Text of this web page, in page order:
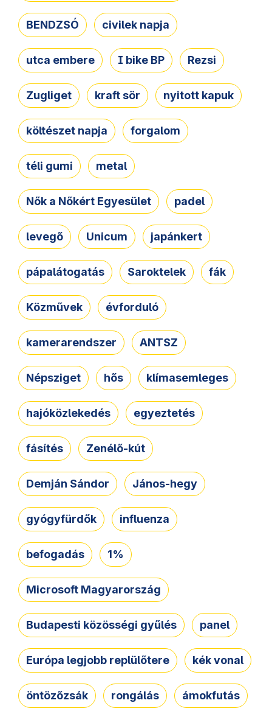
BENDZSÓ civilek napja
utca embere I bike BP Rezsi
Zugliget kraft sör nyitott kapuk
költészet napja forgalom
téli gumi metal
Nők a Nőkért Egyesület padel
levegő Unicum japánkert
pápalátogatás Saroktelek fák
Közművek évforduló
kamerarendszer ANTSZ
Népsziget hős klímasemleges
hajóközlekedés egyeztetés
fásítés Zenélő-kút
Demján Sándor János-hegy
gyógyfürdők influenza
befogadás 1%
Microsoft Magyarország
Budapesti közösségi gyűlés panel
Európa legjobb replülőtere kék vonal
öntözőzsák rongálás ámokfutás